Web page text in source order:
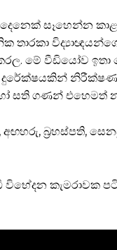
දෙනෙක් සෑහෙන්න
මේ වීඩියෝව
සති ගණන් එහෙමත්
අඟහරු, බ්‍රහස්පති,
විභේදන කැමරාවක